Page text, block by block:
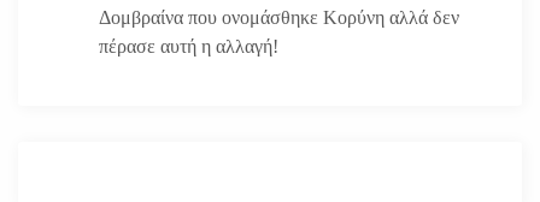
Δομβραίνα που ονομάσθηκε Κορύνη αλλά δεν
πέρασε αυτή η αλλαγή!